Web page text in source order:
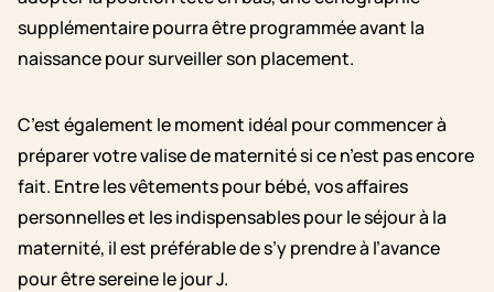
supplémentaire pourra être programmée avant la
naissance pour surveiller son placement.
C’est également le moment idéal pour commencer à
préparer votre valise de maternité si ce n’est pas encore
fait. Entre les vêtements pour bébé, vos affaires
personnelles et les indispensables pour le séjour à la
maternité, il est préférable de s’y prendre à l’avance
pour être sereine le jour J.